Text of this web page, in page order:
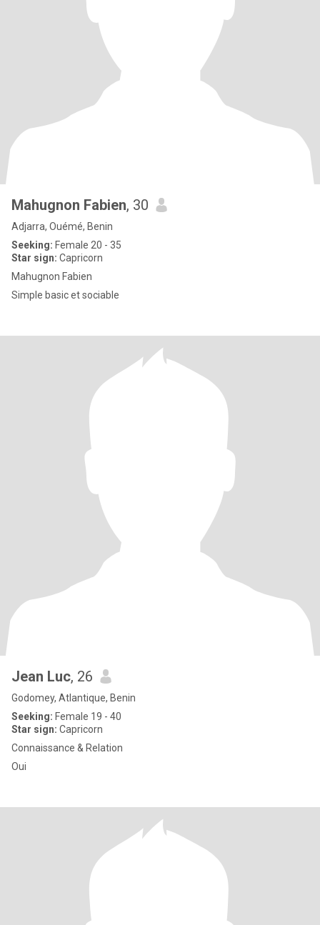
Mahugnon Fabien, 30
Adjarra, Ouémé, Benin
Seeking: Female 20 - 35
Star sign: Capricorn
Mahugnon Fabien
Simple basic et sociable
Jean Luc, 26
Godomey, Atlantique, Benin
Seeking: Female 19 - 40
Star sign: Capricorn
Connaissance & Relation
Oui